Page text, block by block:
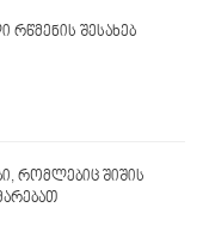
რწმენის შესახებ
რომლებიც შიშის